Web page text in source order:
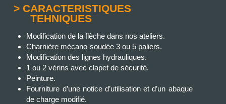
> CARACTERISTIQUES
TEHNIQUES
Modification de la flèche dans nos ateliers.
Charnière mécano-soudée 3 ou 5 paliers.
Modification des lignes hydrauliques.
1 ou 2 vérins avec clapet de sécurité.
Peinture.
Fourniture d’une notice d’utilisation et d’un abaque
de charge modifié.